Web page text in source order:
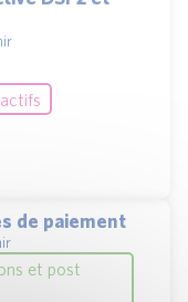
de paiement
et post